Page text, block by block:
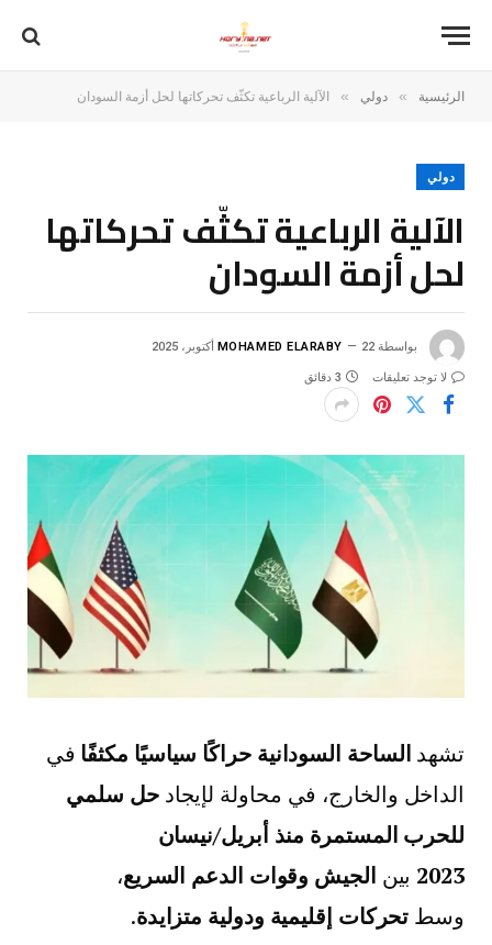
الرئيسية » دولي » الآلية الرباعية تكثّف تحركاتها لحل أزمة السودان
دولي
الآلية الرباعية تكثّف تحركاتها
لحل أزمة السودان
بواسطة MOHAMED ELARABY 22 أكتوبر، 2025
لا توجد تعليقات 3 دقائق
تشهد الساحة السودانية حراكًا سياسيًا مكثفًا في
الداخل والخارج، في محاولة لإيجادحل سلمي
للحرب المستمرة منذ أبريل/نيسان
2023 بين الجيش وقوات الدعم السريع،
وسط تحركات إقليمية ودولية متزايدة.